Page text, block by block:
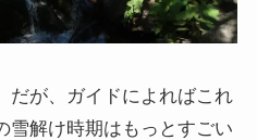
だが、ガイドによればこれ
雪解け時期はもっとすごい